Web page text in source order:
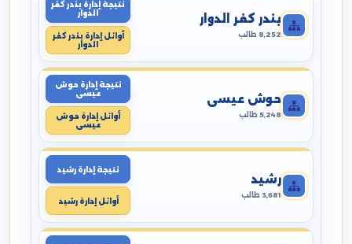
بندر كفر الدوار
8,252 طالب
نتيجة إدارة بندر كفر
الدوار
أوائل إدارة بندر كفر
الدوار
حوش عيسى
5,248 طالب
نتيجة إدارة حوش
عيسى
أوائل إدارة حوش
عيسى
رشيد
3,681 طالب
نتيجة إدارة رشيد
أوائل إدارة رشيد